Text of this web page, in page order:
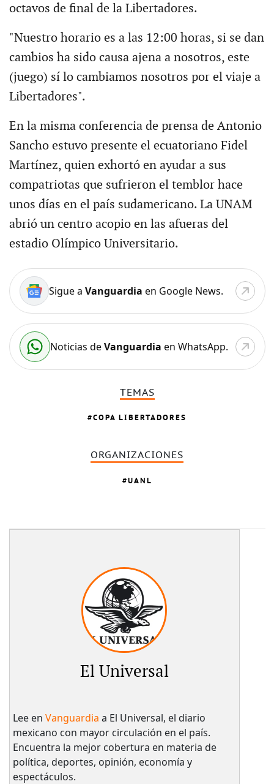
octavos de final de la Libertadores.
"Nuestro horario es a las 12:00 horas, si se dan
cambios ha sido causa ajena a nosotros, este
(juego) sí lo cambiamos nosotros por el viaje a
Libertadores".
En la misma conferencia de prensa de Antonio
Sancho estuvo presente el ecuatoriano Fidel
Martínez, quien exhortó en ayudar a sus
compatriotas que sufrieron el temblor hace
unos días en el país sudamericano. La UNAM
abrió un centro acopio en las afueras del
estadio Olímpico Universitario.
Sigue a Vanguardia en Google News.
Noticias deVanguardia en WhatsApp.
TEMAS
COPA LIBERTADORES
ORGANIZACIONES
UANL
El Universal
Lee en Vanguardia a El Universal, el diario
mexicano con mayor circulación en el país.​
Encuentra la mejor cobertura en materia de
política, deportes, opinión, economía y
espectáculos.